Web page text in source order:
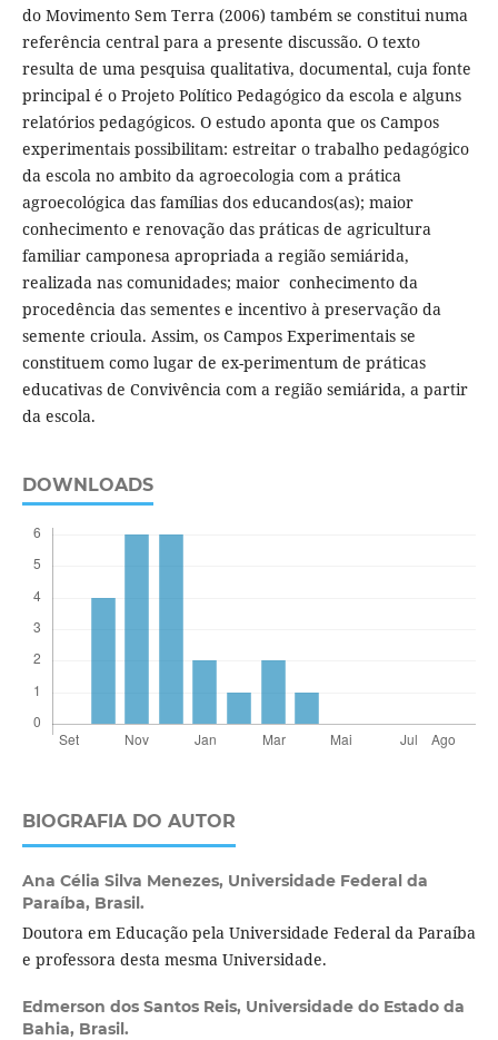
do Movimento Sem Terra (2006) também se constitui numa
referência central para a presente discussão. O texto
resulta de uma pesquisa qualitativa, documental, cuja fonte
principal é o Projeto Político Pedagógico da escola e alguns
relatórios pedagógicos. O estudo aponta que os Campos
experimentais possibilitam: estreitar o trabalho pedagógico
da escola no ambito da agroecologia com a prática
agroecológica das famílias dos educandos(as); maior
conhecimento e renovação das práticas de agricultura
familiar camponesa apropriada a região semiárida,
realizada nas comunidades; maior conhecimento da
procedência das sementes e incentivo à preservação da
semente crioula. Assim, os Campos Experimentais se
constituem como lugar de ex-perimentum de práticas
educativas de Convivência com a região semiárida, a partir
da escola.
DOWNLOADS
BIOGRAFIA DO AUTOR
Ana Célia Silva Menezes, Universidade Federal da
Paraíba, Brasil.
Doutora em Educação pela Universidade Federal da Paraíba
e professora desta mesma Universidade.
Edmerson dos Santos Reis, Universidade do Estado da
Bahia, Brasil.